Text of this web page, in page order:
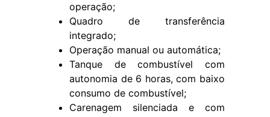
operação;
Quadro de transferência
integrado;
Operação manual ou automática;
Tanque de combustível com
autonomia de 6 horas, com baixo
consumo de combustível;
Carenagem silenciada e com